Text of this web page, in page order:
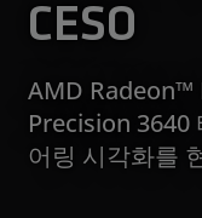
CESO
AMD Radeon™
Precision 3640
어링 시각화를